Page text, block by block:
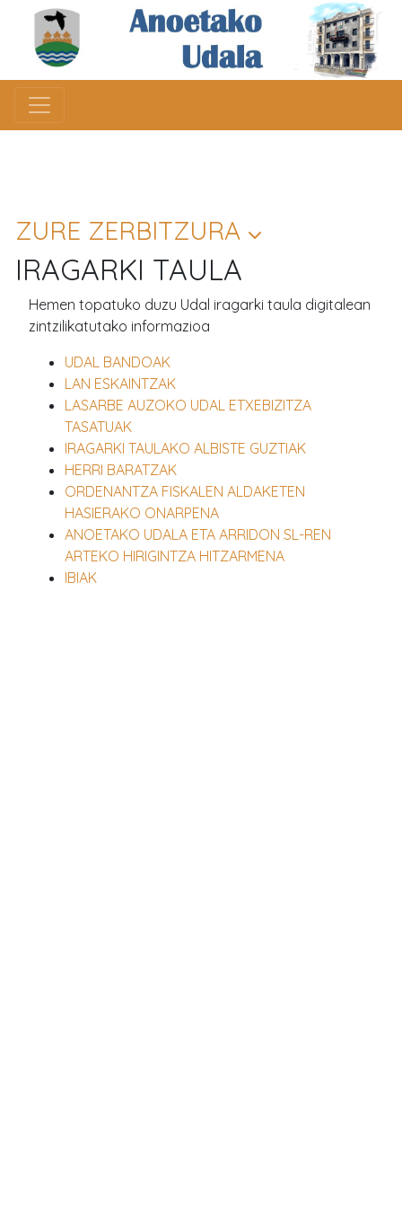
ZURE ZERBITZURA
IRAGARKI TAULA
Hemen topatuko duzu Udal iragarki taula digitalean
zintzilikatutako informazioa
UDAL BANDOAK
LAN ESKAINTZAK
LASARBE AUZOKO UDAL ETXEBIZITZA
TASATUAK
IRAGARKI TAULAKO ALBISTE GUZTIAK
HERRI BARATZAK
ORDENANTZA FISKALEN ALDAKETEN
HASIERAKO ONARPENA
ANOETAKO UDALA ETA ARRIDON SL-REN
ARTEKO HIRIGINTZA HITZARMENA
IBIAK